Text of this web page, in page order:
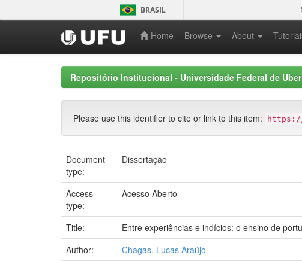
navigation
BRASIL
Home Browse About
Repositório Institucional - Universidade Federal de
Please use this identifier to cite or link to this item:
Document
type:
Dissertação
Access
type:
Acesso Aberto
Title:
Entre experiências e indícios: o ensino de
Author:
Chagas, Lucas Araújo